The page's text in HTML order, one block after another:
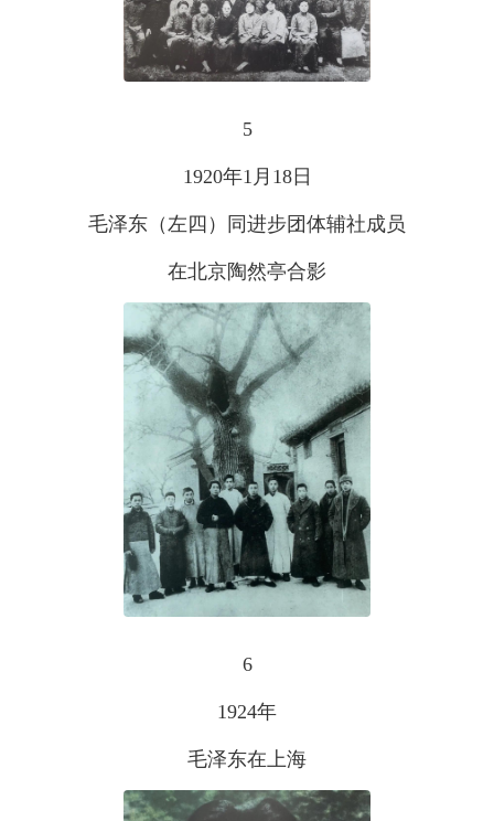
5
1920年1月18日
毛泽东（左四）同进步团体辅社成员
在北京陶然亭合影
6
1924年
毛泽东在上海